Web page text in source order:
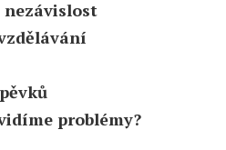
problémy?